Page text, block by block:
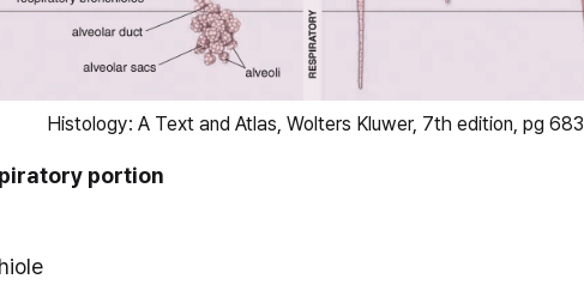
Histology: A Text and Atlas, Wolters Kluwer, 7th edition, pg 683
portion